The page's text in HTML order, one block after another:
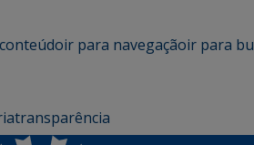
ir para navegaçãoir para
transparência